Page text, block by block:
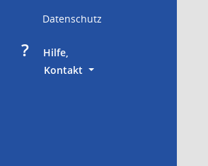
Datenschutz
?
     Hilfe,
Kontakt